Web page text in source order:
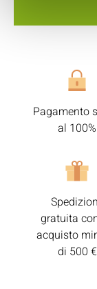
Pagamento
al 100%
gratuita
acquisto
di 500 €